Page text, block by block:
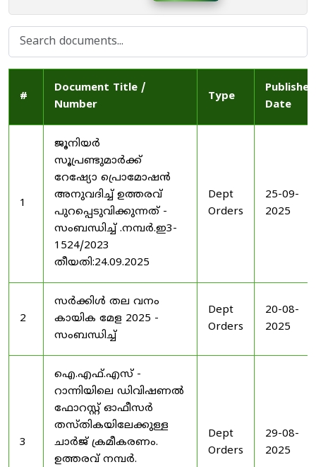
#
Document Title /
Number
Type
Published
Date
1
ജൂനിയർ
സൂപ്രണ്ടുമാർക്ക്
റേഷ്യോ പ്രൊമോഷൻ
അനുവദിച്ച് ഉത്തരവ്
പുറപ്പെടുവിക്കുന്നത് -
സംബന്ധിച്ച് .നമ്പർ.ഇ3-
1524/2023
തീയതി:24.09.2025
Dept
Orders
25-09-
2025
2
സർക്കിൾ തല വനം
കായിക മേള 2025 -
സംബന്ധിച്ച്
Dept
Orders
20-08-
2025
3
ഐ.എഫ്.എസ് -
റാന്നിയിലെ ഡിവിഷണൽ
ഫോറസ്റ്റ് ഓഫീസർ
തസ്തികയിലേക്കുള്ള
ചാർജ് ക്രമീകരണം.
ഉത്തരവ് നമ്പർ.
Dept
Orders
29-08-
2025